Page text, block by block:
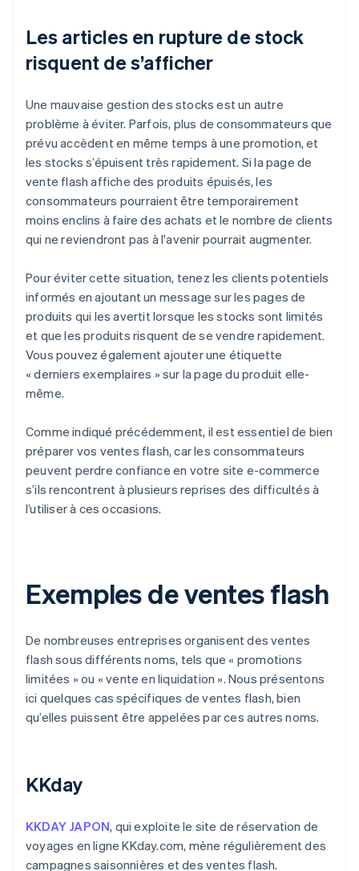
Les articles en rupture de stock
risquent de s’afficher
Une mauvaise gestion des stocks est un autre
problème à éviter. Parfois, plus de consommateurs que
prévu accèdent en même temps à une promotion, et
les stocks s’épuisent très rapidement. Si la page de
vente flash affiche des produits épuisés, les
consommateurs pourraient être temporairement
moins enclins à faire des achats et le nombre de clients
qui ne reviendront pas à l'avenir pourrait augmenter.
Pour éviter cette situation, tenez les clients potentiels
informés en ajoutant un message sur les pages de
produits qui les avertit lorsque les stocks sont limités
et que les produits risquent de se vendre rapidement.
Vous pouvez également ajouter une étiquette
« derniers exemplaires » sur la page du produit elle-
même.
Comme indiqué précédemment, il est essentiel de bien
préparer vos ventes flash, car les consommateurs
peuvent perdre confiance en votre site e-commerce
s’ils rencontrent à plusieurs reprises des difficultés à
l’utiliser à ces occasions.
Exemples de ventes flash
De nombreuses entreprises organisent des ventes
flash sous différents noms, tels que « promotions
limitées » ou « vente en liquidation ». Nous présentons
ici quelques cas spécifiques de ventes flash, bien
qu’elles puissent être appelées par ces autres noms.
KKday
KKDAY JAPON, qui exploite le site de réservation de
voyages en ligne KKday.com, mène régulièrement des
campagnes saisonnières et des ventes flash.